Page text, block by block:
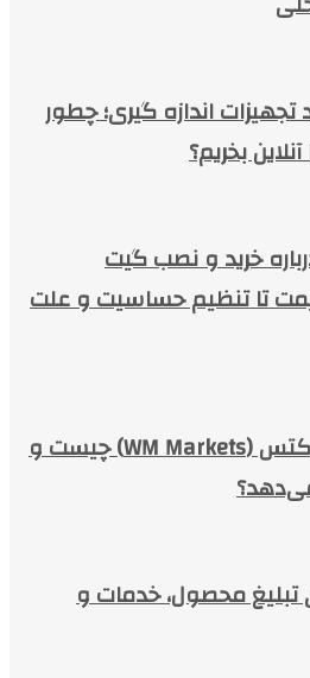
تجهیزات اندازه گیری؛ چطور
بخریم؟
خرید و نصب گیت
تا تنظیم حساسیت و علت
بروکر دبلیو ام مارکتس (WM Markets) چیست و
محصول، خدمات و